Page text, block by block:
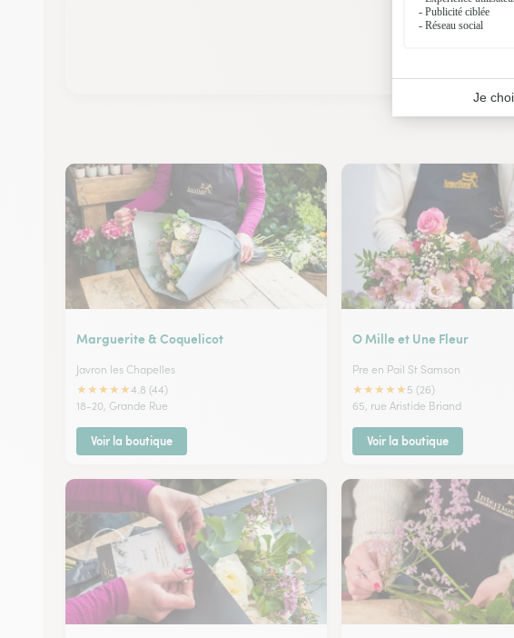
Marguerite & Coquelicot
Javron les Chapelles
★★★★★4.8 (44)
18-20, Grande Rue
Voir la boutique
O Mille et Une Fleur
Pre en Pail St Samson
★★★★★ 5 (26)
65, rue Aristide Briand
Voir la boutique